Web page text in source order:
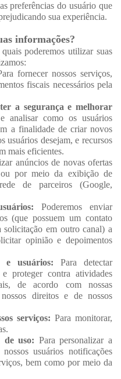
preferências do usuário que
sua experiência.
informações?
poderemos utilizar suas
fornecer nossos serviços,
fiscais necessários pela
a segurança e melhorar
analisar como os usuários
a finalidade de criar novos
usuários desejam, e recursos
mais eficientes.
anúncios de novas ofertas
por meio da exibição de
de parceiros (Google,
Poderemos enviar
(que possuem um contato
em outro canal) a
opinião e depoimentos
e usuários: Para detectar
proteger contra atividades
de acordo com nossas
direitos e de nossos
serviços: Para monitorar,
de uso: Para personalizar a
usuários notificações
bem como por meio da